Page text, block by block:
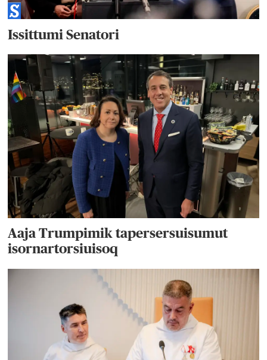
Issittumi Senatori
Aaja Trumpimik tapersersuisumut
isornartorsiuisoq